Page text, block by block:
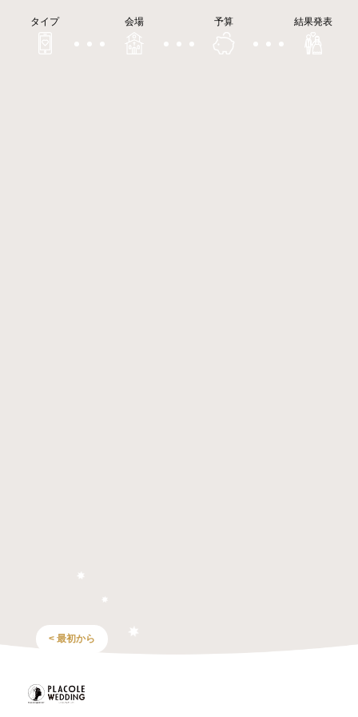
タイプ 会場 予算 結果発表
< 最初から